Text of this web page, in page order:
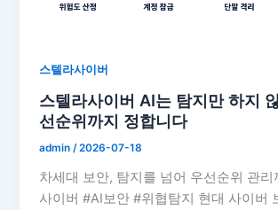
스텔라사이버
스텔라사이버 AI는 탐지만 하지
선순위까지 정합니다
admin /2026-07-18
차세대 보안, 탐지를 넘어 우선순위 관
사이버 #AI보안 #위협탐지 현대 사이버